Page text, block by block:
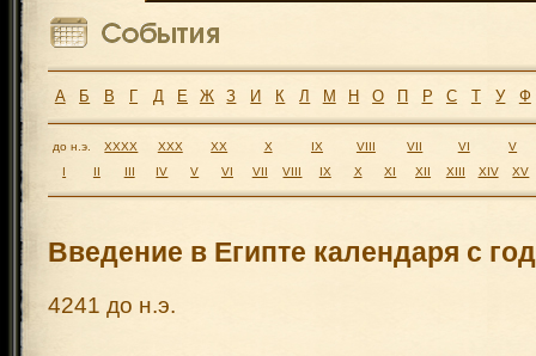
А Б В Г Д Е Ж З И К Л М Н О П Р С Т У Ф
до н.э. XXXX XXX XX X IX VIII VII VI
V
I
II III IV V VI VII VIII IX X XI XII XIII XIV XV
Введение в Египте календаря с
4241 до н.э.